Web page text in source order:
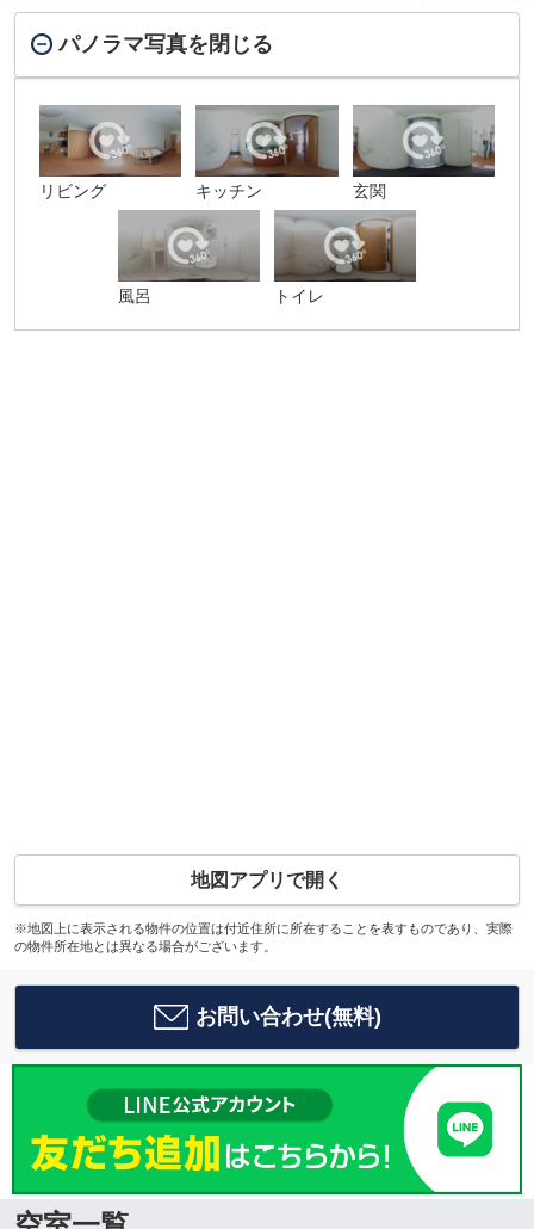
パノラマ写真を閉じる
リビング キッチン 玄関
風呂 トイレ
地図アプリで開く
※地図上に表示される物件の位置は付近住所に所在することを表すものであり、実際
の物件所在地とは異なる場合がございます。
お問い合わせ(無料)